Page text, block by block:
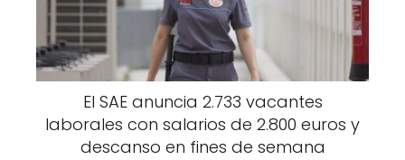
El SAE anuncia 2.733 vacantes
laborales con salarios de 2.800 euros y
descanso en fines de semana